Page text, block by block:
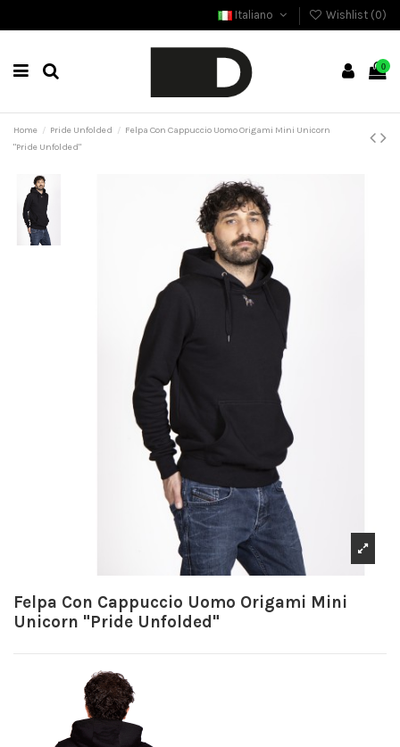
Italiano Wishlist (0)
0
Home Pride Unfolded
Felpa Con Cappuccio Uomo Origami Mini Unicorn
"Pride Unfolded"
Felpa Con Cappuccio Uomo Origami Mini
Unicorn "Pride Unfolded"